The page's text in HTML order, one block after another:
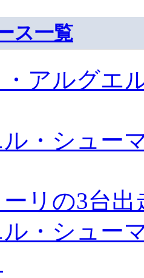
ス一覧
・アルグエ
ル・シュー
ーリの3台
ル・シュー